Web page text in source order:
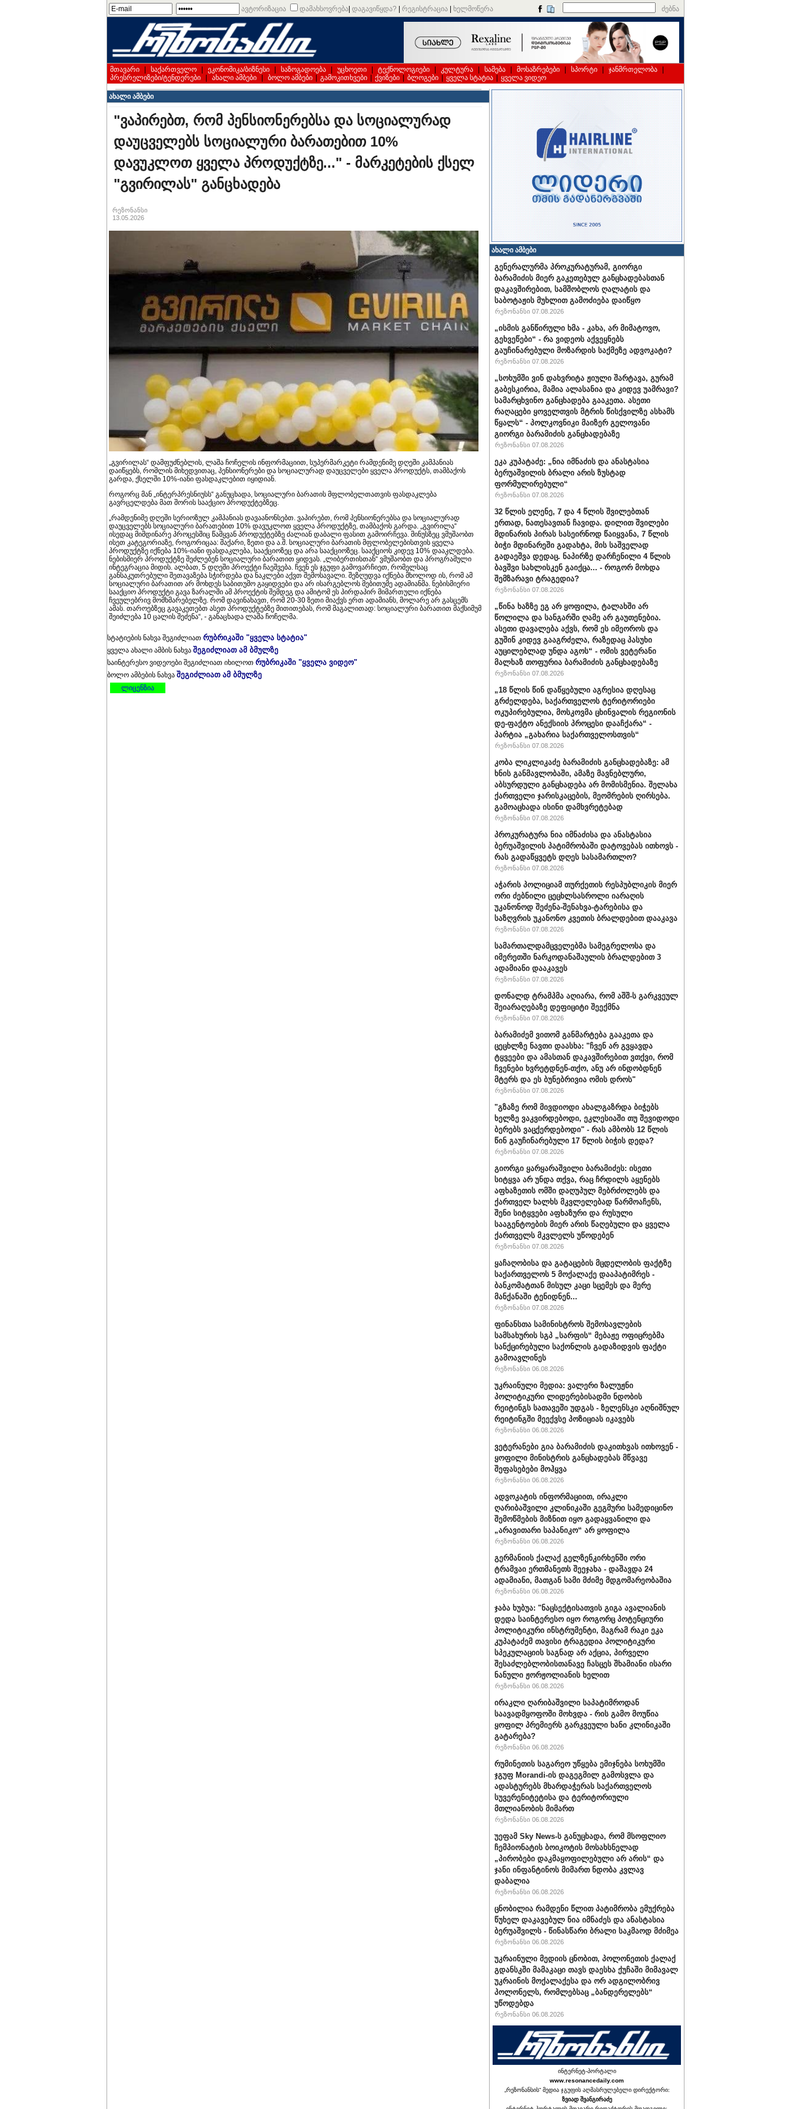
ავტორიზაცია დამახსოვრება დაგავიწყდა? რეგისტრაცია ხელმოწერა ძებნა
მთავარი საქართველო ეკონომიკა/ბიზნესი საზოგადოება უცხოეთი ტექნოლოგიები კულტურა სამება მოსაზრებები სპორტი ჯანმრთელობა
პრესრელიზები/ტენდერები
ახალი ამბები ბოლო ამბები გამოკითხვები ქვიზები ბლოგები ყველა სტატია ყველა ვიდეო
ახალი ამბები
"ვაპირებთ, რომ პენსიონერებსა და სოციალურად
დაუცველებს სოციალური ბარათებით 10%
დავუკლოთ ყველა პროდუქტზე..." - მარკეტების ქსელ
"გვირილას" განცხადება
რეზონანსი
13.05.2026
„გვირილას“ დამფუძნებლის, ლაშა ჩოჩელის ინფორმაციით, სუპერმარკეტი რამდენიმე დღეში კამპანიას
დაიწყებს, რომლის მიხედვითაც, პენსიონერები და სოციალურად დაუცველები ყველა პროდუქტს, თამბაქოს
გარდა, ქსელში 10%-იანი ფასდაკლებით იყიდიან.
როგორც მან „ინტერპრესნიუსს“ განუცხადა, სოციალური ბარათის მფლობელთათვის ფასდაკლება
გავრცელდება მათ შორის სააქციო პროდუქტებზეც.
„რამდენიმე დღეში სერიოზულ კამპანიას დავაანონსებთ. ვაპირებთ, რომ პენსიონერებსა და სოციალურად
დაუცველებს სოციალური ბარათებით 10% დავუკლოთ ყველა პროდუქტზე, თამბაქოს გარდა. „გვირილა“
ისედაც მიმდინარე პროცესშიც წამყვან პროდუქტებზე ძალიან დაბალი ფასით გამოირჩევა. მინუსზეც ვმუშაობთ
ისეთ კატეგორიაზე, როგორიცაა: შაქარი, ზეთი და ა.შ. სოციალური ბარათის მფლობელებისთვის ყველა
პროდუქტზე იქნება 10%-იანი ფასდაკლება, სააქციოზეც და არა სააქციოზეც. სააქციოს კიდევ 10% დააკლდება.
ნებისმიერ პროდუქტზე შეძლებენ სოციალური ბარათით ყიდვას. „ლიბერთისთან“ ვმუშაობთ და პროგრამული
ინტეგრაცია მიდის. ალბათ, 5 დღეში პროექტი ჩაეშვება. ჩვენ ეს ჯგუფი გამოვარჩიეთ, რომელსაც
განსაკუთრებული შეთავაზება სჭირდება და ნაკლები აქვთ შემოსავალი. შეზღუდვა იქნება მხოლოდ ის, რომ ამ
სოციალური ბარათით არ მოხდეს საბითუმო გაყიდვები და არ ისარგებლოს მებითუმე ადამიანმა. ნებისმიერი
სააქციო პროდუქტი გავა ზარალში ამ პროექტის შემდეგ და ამიტომ ეს პირდაპირ მიმართული იქნება
ჩვეულებრივ მომხმარებელზე. რომ დავინახავთ, რომ 20-30 ზეთი მიაქვს ერთ ადამიანს, მოლარე არ გასცემს
ამას. თაროებზეც გავაკეთებთ ასეთ პროდუქტებზე მითითებას, რომ მაგალითად: სოციალური ბარათით მაქსიმუმ
შეიძლება 10 ცალის შეძენა“, - განაცხადა ლაშა ჩოჩელმა.
სტატიების ნახვა შეგიძლიათ რუბრიკაში "ყველა სტატია"
ყველა ახალი ამბის ნახვა შეგიძლიათ ამ ბმულზე
საინტერესო ვიდეოები შეგიძლიათ იხილოთ რუბრიკაში "ყველა ვიდეო"
ბოლო ამბების ნახვა შეგიძლიათ ამ ბმულზე
ლიცენზია
ახალი ამბები
გენერალურმა პროკურატურამ, გიორგი
ბარამიძის მიერ გაკეთებულ განცხადებასთან
დაკავშირებით, სამშობლოს ღალატის და
საბოტაჟის მუხლით გამოძიება დაიწყო
რეზონანსი 07.08.2026
„ისმის განწირული ხმა - კახა, არ მიმატოვო,
გეხვეწები“ - რა ვიდეოს აქვეყნებს
გაუჩინარებული მოზარდის საქმეზე ადვოკატი?
რეზონანსი 07.08.2026
„სოხუმში ვინ დახვრიტა ჟიული შარტავა, გურამ
გაბესკირია, მამია ალასანია და კიდევ უამრავი?
სამარცხვინო განცხადება გააკეთა. ასეთი
რაღაცები ყოველთვის მტრის წისქვილზე ასხამს
წყალს“ - პოლკოვნიკი მაიზერ გელოვანი
გიორგი ბარამიძის განცხადებაზე
რეზონანსი 07.08.2026
ეკა კუპატაძე: „ნია იმნაძის და ანასტასია
ბერუაშვილის ბრალი არის ზუსტად
ფორმულირებული“
რეზონანსი 07.08.2026
32 წლის ელენე, 7 და 4 წლის შვილებთან
ერთად, ნათესავთან ჩავიდა. დილით შვილები
მდინარის პირას სასეირნოდ წაიყვანა, 7 წლის
ბიჭი მდინარეში გადახტა, მის საშველად
გადაეშვა დედაც. ნაპირზე დარჩენილი 4 წლის
ბავშვი სახლისკენ გაიქცა... - როგორ მოხდა
შემზარავი ტრაგედია?
რეზონანსი 07.08.2026
„წინა ხაზზე ეგ არ ყოფილა, ტალახში არ
წოლილა და სანგარში ღამე არ გაუთენებია.
ასეთი დავალება აქვს, რომ ეს იმეოროს და
გუშინ კიდევ გააგრძელა, რაზედაც პასუხი
აუცილებლად უნდა აგოს“ - ომის ვეტერანი
მალხაზ თოფურია ბარამიძის განცხადებაზე
რეზონანსი 07.08.2026
„18 წლის წინ დაწყებული აგრესია დღესაც
გრძელდება, საქართველოს ტერიტორიები
ოკუპირებულია, მოსკოვმა ცხინვალის რეგიონის
დე-ფაქტო ანექსიის პროცესი დააჩქარა“ -
პარტია „გახარია საქართველოსთვის“
რეზონანსი 07.08.2026
კობა ლიკლიკაძე ბარამიძის განცხადებაზე: ამ
ხნის განმავლობაში, ამაზე მავნებლური,
აბსურდული განცხადება არ მომისმენია. შელახა
ქართველი ჯარისკაცების, მეომრების ღირსება.
გამოაცხადა ისინი დამხვრეტებად
რეზონანსი 07.08.2026
პროკურატურა ნია იმნაძისა და ანასტასია
ბერუაშვილის პატიმრობაში დატოვებას ითხოვს -
რას გადაწყვეტს დღეს სასამართლო?
რეზონანსი 07.08.2026
აჭარის პოლიციამ თურქეთის რესპუბლიკის მიერ
ორი ძებნილი ცეცხლსასროლი იარაღის
უკანონოდ შეძენა-შენახვა-ტარებისა და
საზღვრის უკანონო კვეთის ბრალდებით დააკავა
რეზონანსი 07.08.2026
სამართალდამცველებმა სამეგრელოსა და
იმერეთში ნარკოდანაშაულის ბრალდებით 3
ადამიანი დააკავეს
რეზონანსი 07.08.2026
დონალდ ტრამპმა აღიარა, რომ აშშ-ს გარკვეულ
შეიარაღებაზე დეფიციტი შეექმნა
რეზონანსი 07.08.2026
ბარამიძემ ვითომ განმარტება გააკეთა და
ცეცხლზე ნავთი დაასხა: "ჩვენ არ გვყავდა
ტყვეები და ამასთან დაკავშირებით ვთქვი, რომ
ჩვენები ხვრეტდნენ-თქო, ანუ არ ინდობდნენ
მტერს და ეს ბუნებრივია ომის დროს"
რეზონანსი 07.08.2026
"გზაზე რომ მივდიოდი ახალგაზრდა ბიჭებს
ხელზე ვაკვირდებოდი, ეკლესიაში თუ შევიდოდი
ბერებს ვაცქერდებოდი" - რას ამბობს 12 წლის
წინ გაუჩინარებული 17 წლის ბიჭის დედა?
რეზონანსი 07.08.2026
გიორგი ყარყარაშვილი ბარამიძეს: ისეთი
სიტყვა არ უნდა თქვა, რაც ჩრდილს აყენებს
აფხაზეთის ომში დაღუპულ მებრძოლებს და
ქართველ ხალხს მკვლელებად წარმოაჩენს,
შენი სიტყვები აფხაზური და რუსული
სააგენტოების მიერ არის წაღებული და ყველა
ქართველს მკვლელს უწოდებენ
რეზონანსი 07.08.2026
ყაჩაღობისა და გატაცების მცდელობის ფაქტზე
საქართველოს 5 მოქალაქე დააპატიმრეს -
ბანკომატთან მისულ კაცი სცემეს და მერე
მანქანაში ტენიდნენ...
რეზონანსი 07.08.2026
ფინანსთა სამინისტროს შემოსავლების
სამსახურის სგპ „სარფის“ მებაჟე ოფიცრებმა
სანქცირებული საქონლის გადაზიდვის ფაქტი
გამოავლინეს
რეზონანსი 06.08.2026
უკრაინული მედია: ვალერი ზალუჟნი
პოლიტიკური ლიდერებისადმი ნდობის
რეიტინგს სათავეში უდგას - ზელენსკი აღნიშნულ
რეიტინგში მეექვსე პოზიციას იკავებს
რეზონანსი 06.08.2026
ვეტერანები გია ბარამიძის დაკითხვას ითხოვენ -
ყოფილი მინისტრის განცხადებას მწვავე
შეფასებები მოჰყვა
რეზონანსი 06.08.2026
ადვოკატის ინფორმაციით, ირაკლი
ღარიბაშვილი კლინიკაში გეგმური სამედიცინო
შემოწმების მიზნით იყო გადაყვანილი და
„არავითარი საპანიკო“ არ ყოფილა
რეზონანსი 06.08.2026
გერმანიის ქალაქ გელზენკირხენში ორი
ტრამვაი ერთმანეთს შეეჯახა - დაშავდა 24
ადამიანი, მათგან სამი მძიმე მდგომარეობაშია
რეზონანსი 06.08.2026
ჯაბა ხუბუა: "ნაცსექტისათვის გიგა ავალიანის
დედა საინტერესო იყო როგორც პოტენციური
პოლიტიკური ინსტრუმენტი, მაგრამ რაკი ეკა
კუპატაძემ თავისი ტრაგედია პოლიტიკური
სპეკულაციის საგნად არ აქცია, პირველი
შესაძლებლობისთანავე ჩასცეს შხამიანი ისარი
ნანული ჟორჟოლიანის ხელით
რეზონანსი 06.08.2026
ირაკლი ღარიბაშვილი საპატიმროდან
საავადმყოფოში მოხვდა - რის გამო მოუწია
ყოფილ პრემიერს გარკვეული ხანი კლინიკაში
გატარება?
რეზონანსი 06.08.2026
რუმინეთის საგარეო უწყება ემიჯნება სოხუმში
ჯგუფ Morandi-ის დაგეგმილ გამოსვლა და
ადასტურებს მხარდაჭერას საქართველოს
სუვერენიტეტისა და ტერიტორიული
მთლიანობის მიმართ
რეზონანსი 06.08.2026
უეფამ Sky News-ს განუცხადა, რომ მსოფლიო
ჩემპიონატის ბოიკოტის მოსახსნელად
„პირობები დაკმაყოფილებული არ არის“ და
ჯანი ინფანტინოს მიმართ ნდობა კვლავ
დაბალია
რეზონანსი 06.08.2026
ცნობილია რამდენი წლით პატიმრობა ემუქრება
წუხელ დაკავებულ ნია იმნაძეს და ანასტასია
ბერუაშვილს - წინასწარი ბრალი საკმაოდ მძიმეა
რეზონანსი 06.08.2026
უკრაინული მედიის ცნობით, პოლონეთის ქალაქ
გდანსკში მამაკაცი თავს დაესხა ქუჩაში მიმავალ
უკრაინის მოქალაქესა და ორ ადგილობრივ
პოლონელს, რომლებსაც „ბანდერელებს“
უწოდებდა
რეზონანსი 06.08.2026
ინტერნეტ-პორტალი
www.resonancedaily.com
„რეზონანსის“ მედია ჯგუფის აღმასრულებელი დირექტორი:
ზვიად შვანგირაძე